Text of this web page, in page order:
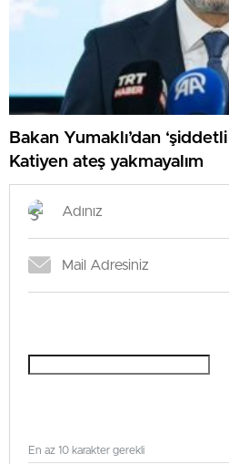
Bakan Yumaklı’dan ‘şiddetli
Katiyen ateş yakmayalım
En az 10 karakter gerekli